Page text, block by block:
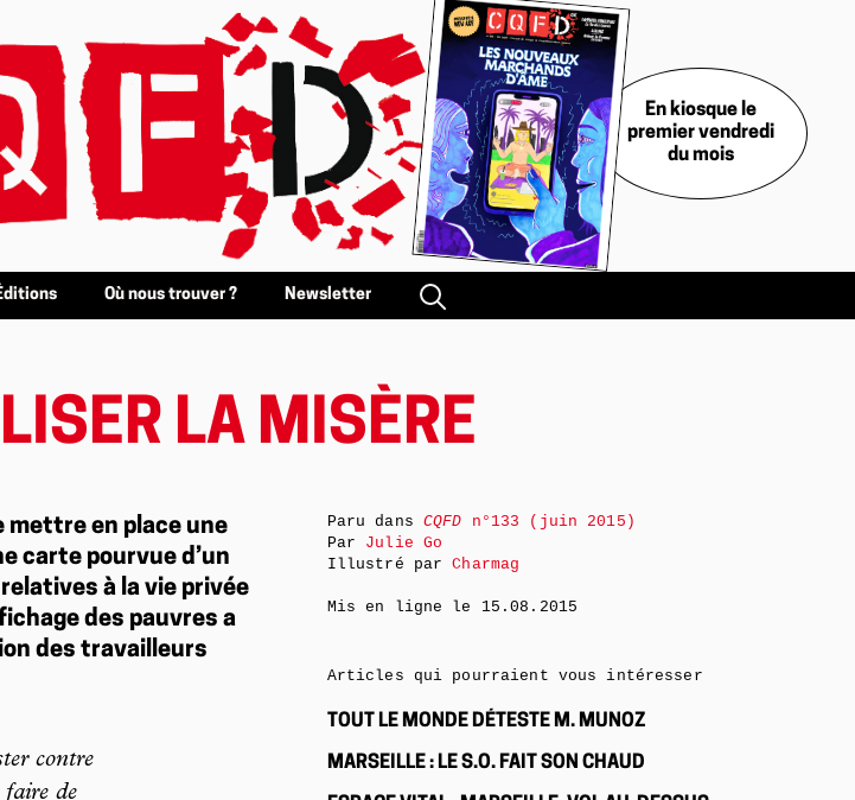
En kiosque le
premier vendredi
du mois
Où nous trouver ? Newsletter
LA MISÈRE
mettre en place une
carte pourvue d’un
à la vie privée
des pauvres a
des travailleurs
contre
faire de
Paru dans CQFD n°133 (juin 2015)
Par Julie Go
Illustré parCharmag
Mis en ligne le 15.08.2015
Articles qui pourraient vous intéresser
TOUT LE MONDE DÉTESTE M. MUNOZ
MARSEILLE : LE S.O. FAIT SON CHAUD